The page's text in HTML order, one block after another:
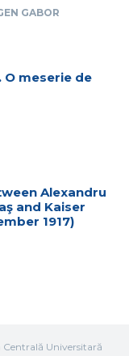
GABOR
O meserie de
Alexandru
and Kaiser
1917)
Universitară